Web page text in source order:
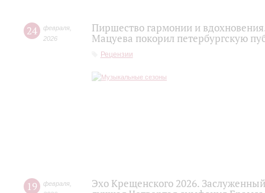
24 февраля
2026
Пиршество гармонии и
Мацуева покорил петербургскую
Рецензии
19 февраля
Эхо Крещенского 2026.